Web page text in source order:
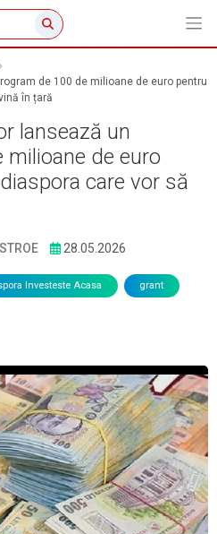
de 100 de milioane de euro pentru
în țară
lansează un
de euro
care vor să
28.05.2026
Investeste Acasa grant